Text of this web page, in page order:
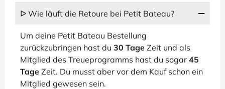
ᐅ Wie läuft die Retoure bei Petit Bateau?
Um deine Petit Bateau Bestellung
zurückzubringen hast du 30 Tage Zeit und als
Mitglied des Treueprogramms hast du sogar 45
Tage Zeit. Du musst aber vor dem Kauf schon ein
Mitglied gewesen sein.